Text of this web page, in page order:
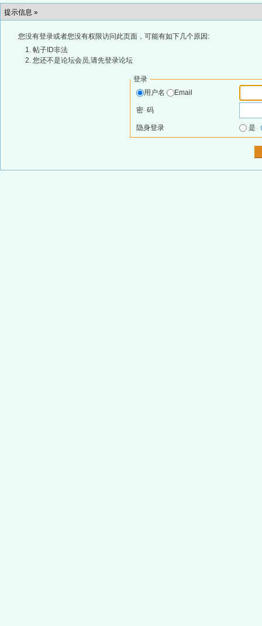
提示信息 »
您没有登录或者您没有权限访问此页面，可能有如下几个原因:
帖子ID非法
您还不是论坛会员,请先登录论坛
登录
用户名
Email
密 码
隐身登录 是